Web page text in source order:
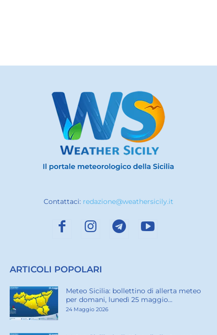
Contattaci: redazione@weathersicily.it
ARTICOLI POPOLARI
Meteo Sicilia: bollettino di allerta meteo
per domani, lunedì 25 maggio...
24 Maggio 2026